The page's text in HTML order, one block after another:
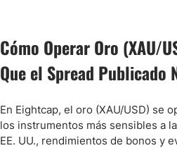
Cómo Operar Oro (XAU/
Que el Spread Publicado
En Eightcap, el oro (XAU/USD) se
los instrumentos más sensibles a
EE. UU., rendimientos de bonos y